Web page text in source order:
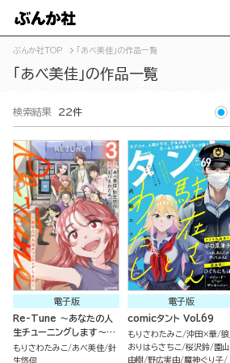
ぶんか社TOP 「あべ美佳」の作品一覧
「あべ美佳」の作品一覧
検索結果 22件
電子版
Re-Tune ～あなたの人
生チューニングします～
（3）
もりさわたみこ あべ美佳 針
生悠伺
電子版
comicタント Vol.69
もりさわたみこ 沖田×華 狼
おりはらさちこ 桜沢鈴 園山
由樹 野広実由 魔神ぐり子